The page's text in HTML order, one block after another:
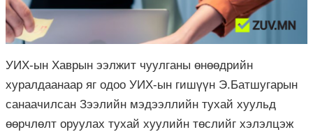
УИХ-ын Хаврын ээлжит чуулганы өнөөдрийн
хуралдаанаар яг одоо УИХ-ын гишүүн Э.Батшугарын
санаачилсан Зээлийн мэдээллийн тухай хуульд
өөрчлөлт оруулах тухай хуулийн төслийг хэлэлцэж